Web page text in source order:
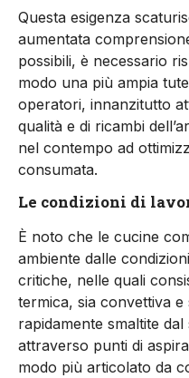
Questa esigenza
aumentata
possibili, è necessario
modo una più ampia
operatori, innanzitutto
qualità e di ricambi
nel contempo ad
consumata.
Le condizioni di
È noto che le cucine
ambiente dalle
critiche, nelle quali
termica, sia convettiva
rapidamente smaltite
attraverso punti di
modo più articolato da